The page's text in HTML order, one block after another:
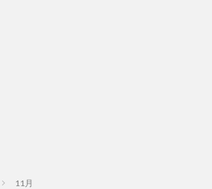
11月